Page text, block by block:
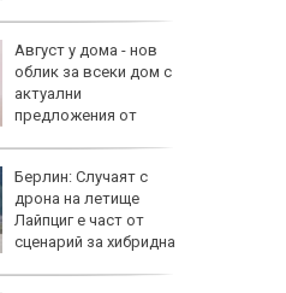
Август у дома - нов
облик за всеки дом с
актуални
предложения от
Берлин: Случаят с
дрона на летище
Лайпциг е част от
сценарий за хибридна